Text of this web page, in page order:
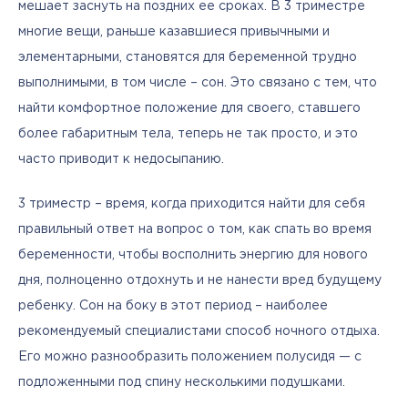
мешает заснуть на поздних ее сроках. В 3 триместре
многие вещи, раньше казавшиеся привычными и
элементарными, становятся для беременной трудно
выполнимыми, в том числе – сон. Это связано с тем, что
найти комфортное положение для своего, ставшего
более габаритным тела, теперь не так просто, и это
часто приводит к недосыпанию.
3 триместр – время, когда приходится найти для себя
правильный ответ на вопрос о том, как спать во время
беременности, чтобы восполнить энергию для нового
дня, полноценно отдохнуть и не нанести вред будущему
ребенку. Сон на боку в этот период – наиболее
рекомендуемый специалистами способ ночного отдыха.
Его можно разнообразить положением полусидя — с
подложенными под спину несколькими подушками.